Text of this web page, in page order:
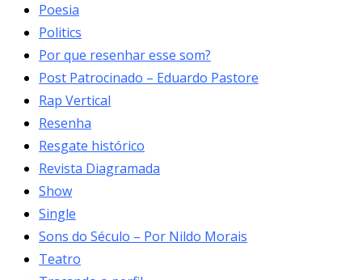
Poesia
Politics
Por que resenhar esse som?
Post Patrocinado – Eduardo Pastore
Rap Vertical
Resenha
Resgate histórico
Revista Diagramada
Show
Single
Sons do Século – Por Nildo Morais
Teatro